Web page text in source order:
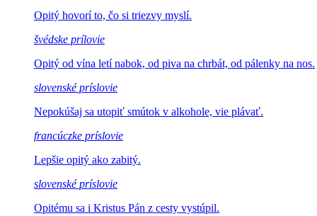
Opitý hovorí to, čo si triezvy myslí.
švédske prílovie
Opitý od vína letí nabok, od piva na chrbát, od pálenky na nos.
slovenské príslovie
Nepokúšaj sa utopiť smútok v alkohole, vie plávať.
francúczke príslovie
Lepšie opitý ako zabitý.
slovenské príslovie
Opitému sa i Kristus Pán z cesty vystúpil.